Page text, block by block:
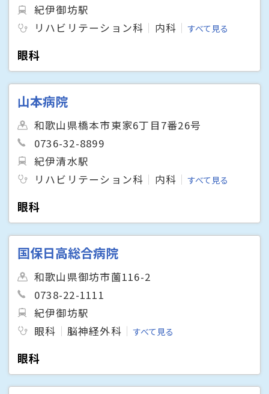
紀伊御坊駅
リハビリテーション科
内科 すべて見る
眼科
山本病院
和歌山県橋本市東家6丁目7番26号
0736-32-8899
紀伊清水駅
リハビリテーション科
内科 すべて見る
眼科
国保日高総合病院
和歌山県御坊市薗116-2
0738-22-1111
紀伊御坊駅
眼科
脳神経外科 すべて見る
眼科